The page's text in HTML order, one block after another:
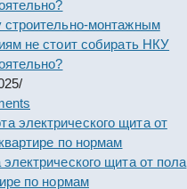
строительно-монтажным
не стоит собирать НКУ
/
щита от пола
по нормам